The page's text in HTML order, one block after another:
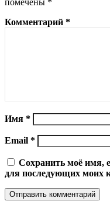
Комментарий *
Имя *
Email *
Сохранить моё имя,
для последующих моих